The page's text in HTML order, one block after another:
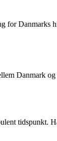
for
Danmark